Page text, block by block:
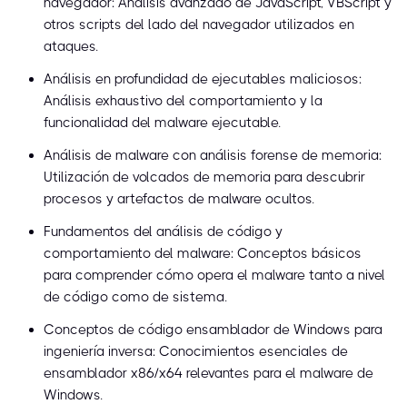
otros scripts del lado del navegador utilizados en
ataques.
Análisis en profundidad de ejecutables maliciosos:
Análisis exhaustivo del comportamiento y la
funcionalidad del malware ejecutable.
Análisis de malware con análisis forense de memoria:
Utilización de volcados de memoria para descubrir
procesos y artefactos de malware ocultos.
Fundamentos del análisis de código y
comportamiento del malware: Conceptos básicos
para comprender cómo opera el malware tanto a nivel
de código como de sistema.
Conceptos de código ensamblador de Windows para
ingeniería inversa: Conocimientos esenciales de
ensamblador x86/x64 relevantes para el malware de
Windows.